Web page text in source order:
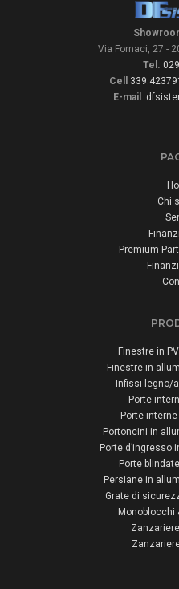
Via Fornaci, 27 -
Tel.
Cell
E-mail :
Chi
Premium
Finestre in
Finestre in
Infissi legno/
Porte
Porte
Portoncini in
Porte d’ingresso
Porte
Persiane in
Grate di
Monoblocchi